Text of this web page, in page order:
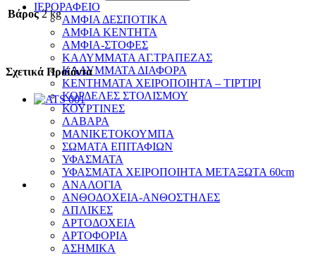
ΙΕΡΟΡΑΦΕΙΟ
ΑΜΦΙΑ ΔΕΣΠΟΤΙΚΑ
ΑΜΦΙΑ ΚΕΝΤΗΤΑ
ΑΜΦΙΑ-ΣΤΟΦΕΣ
ΚΑΛΥΜΜΑΤΑ ΑΓ.ΤΡΑΠΕΖΑΣ
ΚΑΛΥΜΜΑΤΑ ΔΙΑΦΟΡΑ
ΚΕΝΤΗΜΑΤΑ ΧΕΙΡΟΠΟΙΗΤΑ – ΤΙΡΤΙΡΙ
ΚΟΡΔΕΛΕΣ ΣΤΟΛΙΣΜΟΥ
ΚΟΥΡΤΙΝΕΣ
ΛΑΒΑΡΑ
ΜΑΝΙΚΕΤΟΚΟΥΜΠΑ
ΣΩΜΑΤΑ ΕΠΙΤΑΦΙΩΝ
ΥΦΑΣΜΑΤΑ
ΥΦΑΣΜΑΤΑ ΧΕΙΡΟΠΟΙΗΤΑ ΜΕΤΑΞΩΤΑ 60cm
ΑΝΑΛΟΓΙΑ
ΑΝΘΟΔΟΧΕΙΑ-ΑΝΘΟΣΤΗΛΕΣ
ΑΠΛΙΚΕΣ
ΑΡΤΟΔΟΧΕΙΑ
ΑΡΤΟΦΟΡΙΑ
ΑΣΗΜΙΚΑ
Βάρος 2 kg
Σχετικά Προϊόντα